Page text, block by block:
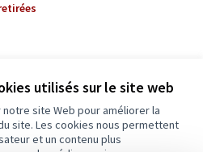
utilisés sur le site web
site Web pour améliorer la
site. Les cookies nous permettent
et un contenu plus